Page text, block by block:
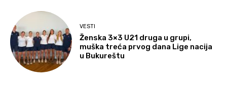
VESTI
Ženska 3×3 U21 druga u grupi,
muška treća prvog dana Lige nacija
u Bukureštu